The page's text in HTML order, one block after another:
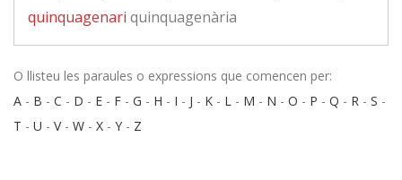
quinquagenari quinquagenària
O llisteu les paraules o expressions que comencen per:
A - B - C - D - E - F - G - H - I - J - K - L - M - N - O - P - Q - R - S -
T - U - V- W - X - Y - Z